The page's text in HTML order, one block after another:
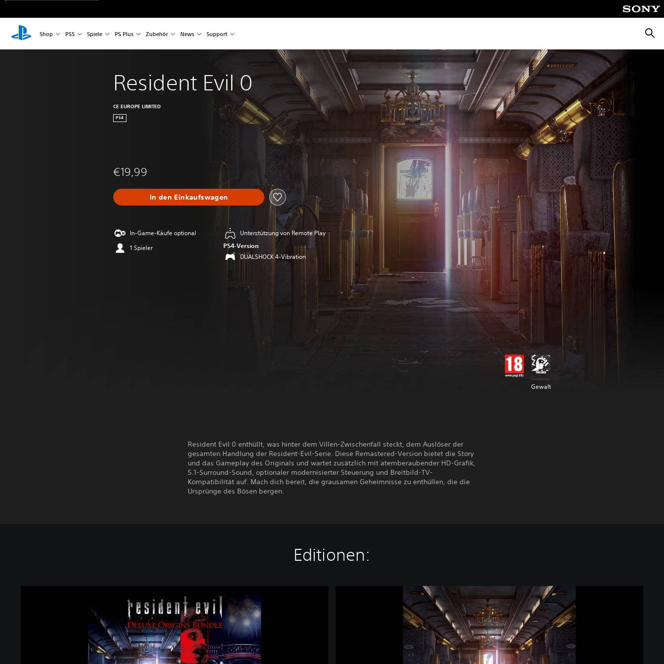
Shop PS5 Spiele PS Plus Zubehör News Support
Resident Evil 0
CE EUROPE LIMITED
PS4
€19,99
In den Einkaufswagen
In-Game-Käufe optional
1 Spieler
Unterstützung von Remote Play
PS4-Version
DUALSHOCK 4-Vibration
Gewalt
Resident Evil 0 enthüllt, was hinter dem Villen-Zwischenfall steckt, dem Auslöser der
gesamten Handlung der Resident-Evil-Serie. Diese Remastered-Version bietet die Story
und das Gameplay des Originals und wartet zusätzlich mit atemberaubender HD-Grafik,
5.1-Surround-Sound, optionaler modernisierter Steuerung und Breitbild-TV-
Kompatibilität auf. Mach dich bereit, die grausamen Geheimnisse zu enthüllen, die die
Ursprünge des Bösen bergen.
Editionen: